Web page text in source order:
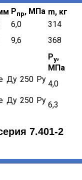
Рпр, МПа m, кг
6,0
314
9,6 368
Ру,
МПа
Ду 250 Ру 4,0
Ду 250 Ру 6,3
7.401-2